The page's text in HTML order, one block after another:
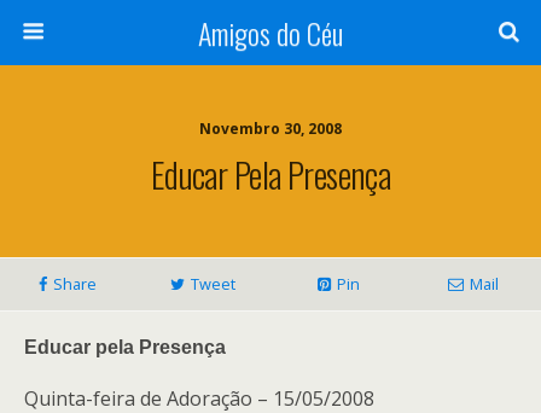
Amigos do Céu
Novembro 30, 2008
Educar Pela Presença
Share Tweet Pin Mail
Educar pela Presença
Quinta-feira de Adoração – 15/05/2008